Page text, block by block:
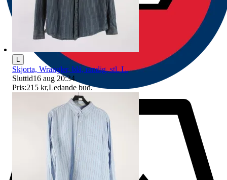
Skjorta, Wrangler, blå, randig, stl. L.
Sluttid16 aug 20:34.
Pris:215 kr,Ledande bud.